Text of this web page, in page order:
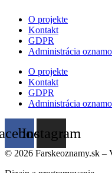
O projekte
Kontakt
GDPR
Administrácia
O projekte
Kontakt
GDPR
Administrácia
Instagram
© 2026 Farskeoznamy.sk –